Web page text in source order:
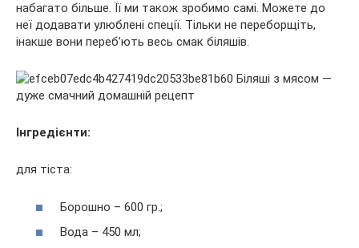
набагато більше. Її ми також зробимо самі. Можете до
неї додавати улюблені спеції. Тільки не переборщіть,
інакше вони переб’ють весь смак біляшів.
Інгредієнти:
для тіста:
Борошно – 600 гр.;
Вода – 450 мл;